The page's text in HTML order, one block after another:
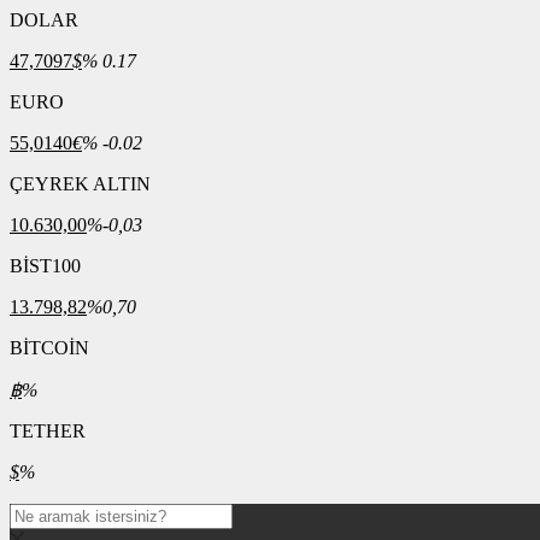
DOLAR
47,7097$% 0.17
EURO
55,0140€% -0.02
ÇEYREK ALTIN
10.630,00%-0,03
BİST100
13.798,82%0,70
BİTCOİN
฿%
TETHER
$%